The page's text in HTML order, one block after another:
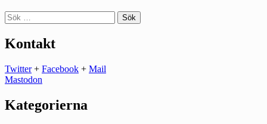
Sök
efter:
Kontakt
Twitter+ Facebook + Mail
Mastodon
Kategorierna